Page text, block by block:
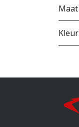
Maat
Kleur